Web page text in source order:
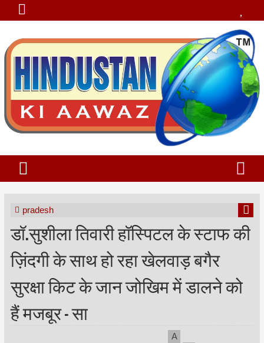
pradesh
डॉ.सुशीला तिवारी हॉस्पिटल के स्टाफ की
ज़िंदगी के साथ हो रहा खेलवाड़ बगैर
सुरक्षा किट के जान जोखिम में डालने को
हैं मजबूर - सा
A